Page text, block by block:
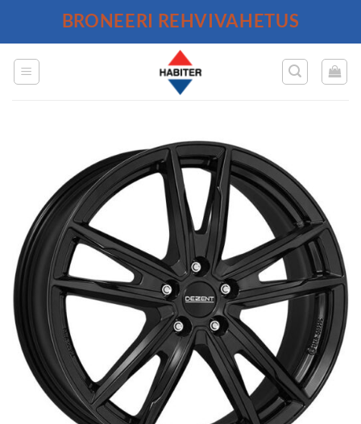
BRONEERI REHVIVAHETUS